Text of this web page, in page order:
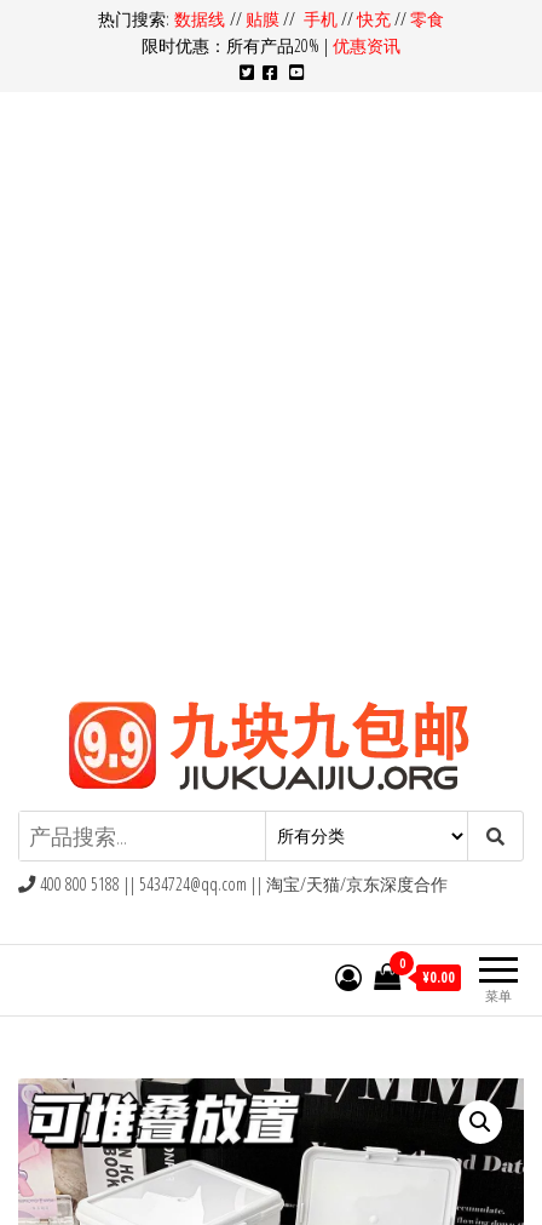
热门搜索: 数据线 // 贴膜// 手机//快充//零食
限时优惠：所有产品20% | 优惠资讯
九块九包邮,9块9包邮,9.9元包邮,九
块九官网
400 800 5188 || 5434724@qq.com || 淘宝/天猫/京东深度合作
菜单
0
¥0.00